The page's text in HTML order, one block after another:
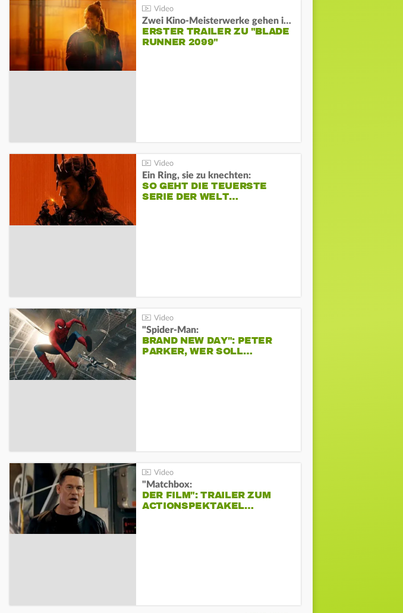
Zwei Kino-Meisterwerke gehen in Serie:
ERSTER TRAILER ZU "BLADE
RUNNER 2099"
Ein Ring, sie zu knechten:
SO GEHT DIE TEUERSTE
SERIE DER WELT…
"Spider-Man:
BRAND NEW DAY": PETER
PARKER, WER SOLL…
"Matchbox:
DER FILM": TRAILER ZUM
ACTIONSPEKTAKEL…